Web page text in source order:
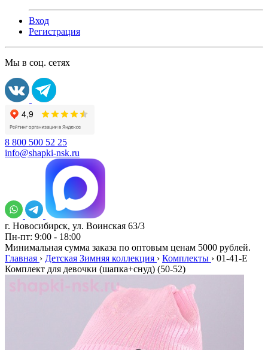
Вход
Регистрация
Мы в соц. сетях
8 800 500 52 25
info@shapki-nsk.ru
г. Новосибирск, ул. Воинская 63/3
Пн-пт: 9:00 - 18:00
Минимальная сумма заказа по оптовым ценам 5000 рублей.
Главная › Детская Зимняя коллекция › Комплекты › 01-41-E
Комплект для девочки (шапка+снуд) (50-52)